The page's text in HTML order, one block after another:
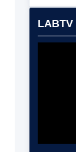
LABTV